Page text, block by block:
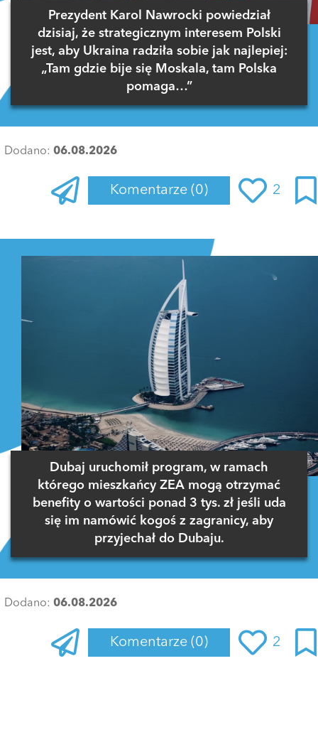
Prezydent Karol Nawrocki powiedział
dzisiaj, że strategicznym interesem Polski
jest, aby Ukraina radziła sobie jak najlepiej:
„Tam gdzie bije się Moskala, tam Polska
pomaga…”
Dodano: 06.08.2026
Komentarze (0) 2
Dubaj uruchomił program, w ramach
którego mieszkańcy ZEA mogą otrzymać
benefity o wartości ponad 3 tys. zł jeśli uda
się im namówić kogoś z zagranicy, aby
przyjechał do Dubaju.
Dodano: 06.08.2026
Komentarze (0) 2